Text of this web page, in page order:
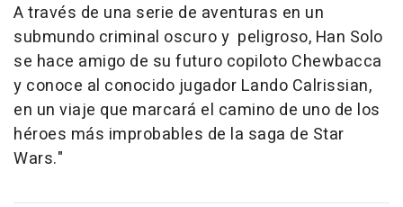
A través de una serie de aventuras en un
submundo criminal oscuro y peligroso, Han Solo
se hace amigo de su futuro copiloto Chewbacca
y conoce al conocido jugador Lando Calrissian,
en un viaje que marcará el camino de uno de los
héroes más improbables de la saga de Star
Wars."